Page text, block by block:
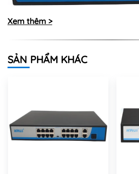
Thông số kỹ thuật của
Xem thêm >
SẢN PHẨM KHÁC